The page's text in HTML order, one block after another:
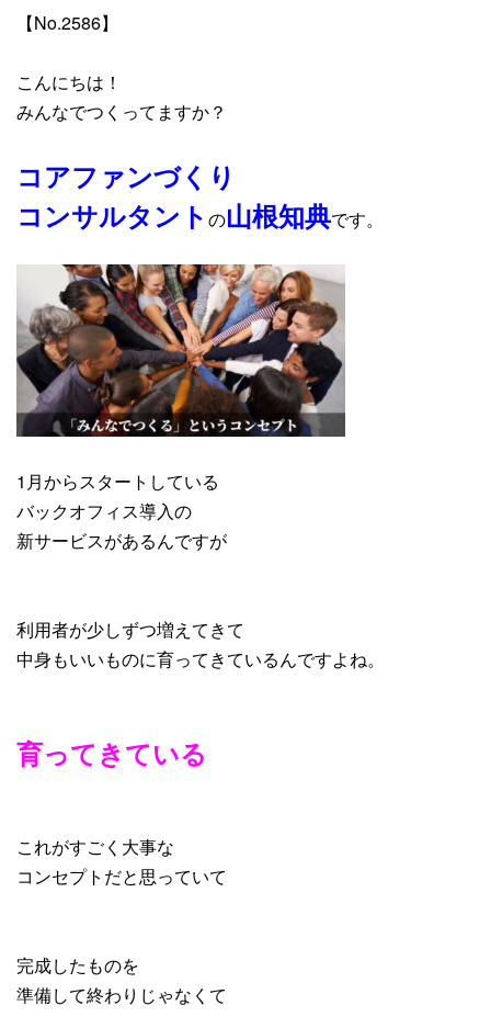
【No.2586】
こんにちは！
みんなでつくってますか？
コアファンづくり
コンサルタント の山根知典です。
1月からスタートしている
バックオフィス導入の
新サービスがあるんですが
利用者が少しずつ増えてきて
中身もいいものに育ってきているんですよね。
育ってきている
これがすごく大事な
コンセプトだと思っていて
完成したものを
準備して終わりじゃなくて